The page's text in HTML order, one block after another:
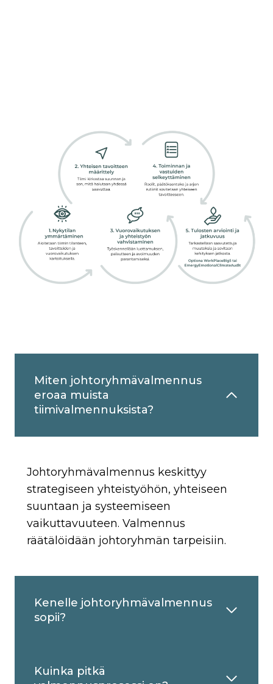
Miten johtoryhmävalmennus
eroaa muista
tiimivalmennuksista?
Johtoryhmävalmennus keskittyy
strategiseen yhteistyöhön, yhteiseen
suuntaan ja systeemiseen
vaikuttavuuteen. Valmennus
räätälöidään johtoryhmän tarpeisiin.
Kenelle johtoryhmävalmennus
sopii?
Kuinka pitkä